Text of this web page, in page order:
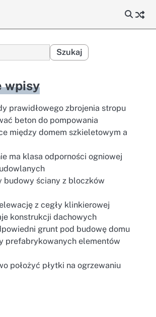
wpisy
prawidłowego zbrojenia stropu
beton do pompowania
między domem szkieletowym a
ma klasa odporności ogniowej
budowy ściany z bloczków
z cegły klinkierowej
konstrukcji dachowych
grunt pod budowę domu
prefabrykowanych elementów
położyć płytki na ogrzewaniu